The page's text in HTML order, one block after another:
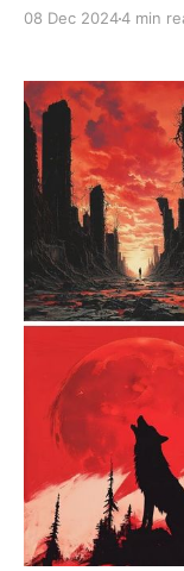
间的独特质感，类
小的闪光颗粒，进
光影处理注重柔
型，又模糊了边
这种风格注重细
拟偶像或数字人，
引力，适合社交媒体
妆品广告 运用溢彩晶流的材质效果展示产品（如口红、唇
彩、指甲油），
者。 3. 数字艺术与动态媒体 用于插画、动态海报、音乐
视频背景或社交
08 Dec 20244 min